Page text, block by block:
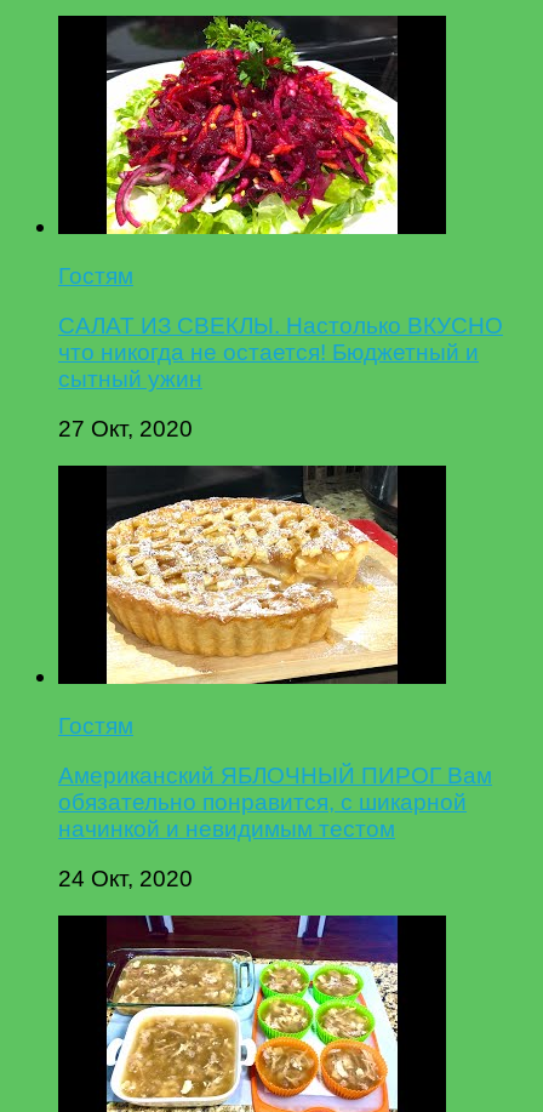
Гостям
САЛАТ ИЗ СВЕКЛЫ. Настолько ВКУСНО
что никогда не остается! Бюджетный и
сытный ужин
27 Окт, 2020
Гостям
Американский ЯБЛОЧНЫЙ ПИРОГ Вам
обязательно понравится, с шикарной
начинкой и невидимым тестом
24 Окт, 2020